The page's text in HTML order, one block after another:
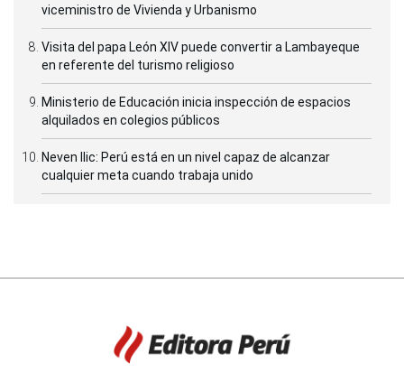
viceministro de Vivienda y Urbanismo
Visita del papa León XIV puede convertir a Lambayeque
en referente del turismo religioso
Ministerio de Educación inicia inspección de espacios
alquilados en colegios públicos
Neven Ilic: Perú está en un nivel capaz de alcanzar
cualquier meta cuando trabaja unido